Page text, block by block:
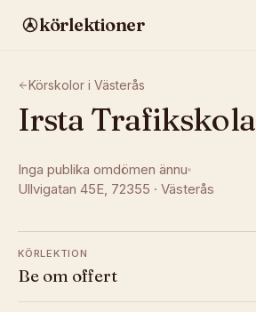
körlektioner
Körskolor i Västerås
Irsta Trafikskola
Inga publika omdömen ännu
Ullvigatan 45E, 72355 · Västerås
KÖRLEKTION
Be om offert